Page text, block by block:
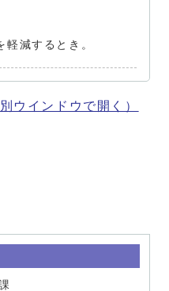
減するとき。
別ウインドウで開く）